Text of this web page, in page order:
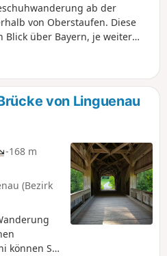
ab der
von Oberstaufen. Diese
Blick über Bayern, je weiter
von Linguenau
-168 m
(Bezirk
können Sie